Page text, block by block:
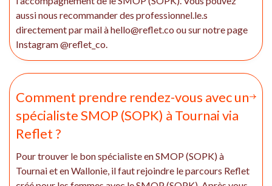
aussi nous recommander des professionnel.le.s
directement par mail à hello@reflet.co ou sur notre page
Instagram @reflet_co.
Comment prendre rendez-vous avec un
spécialiste SMOP (SOPK) à Tournai via
Reflet ?
Pour trouver le bon spécialiste en SMOP (SOPK) à
Tournai et en Wallonie, il faut rejoindre le parcours Reflet